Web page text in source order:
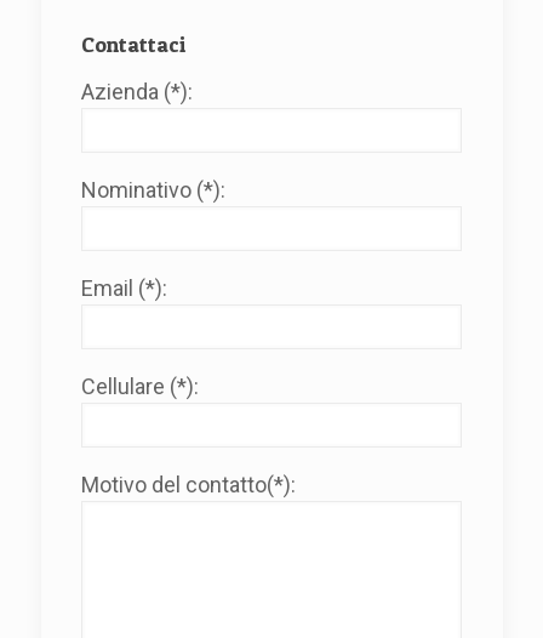
Contattaci
Azienda (*):
Nominativo (*):
Email (*):
Cellulare (*):
Motivo del contatto(*):